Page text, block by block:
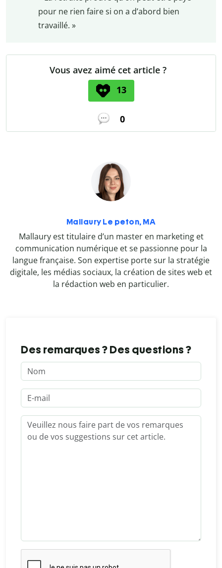
pour ne rien faire si on a d’abord bien
travaillé. »
Vous avez aimé cet article ?
13
0
Mallaury Le peton, MA
Mallaury est titulaire d’un master en marketing et
communication numérique et se passionne pour la
langue française. Son expertise porte sur la stratégie
digitale, les médias sociaux, la création de sites web et
la rédaction web en particulier.
Des remarques ? Des questions ?